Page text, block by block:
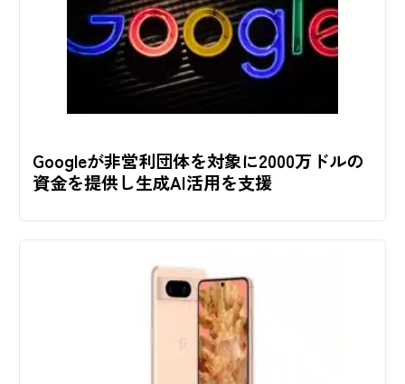
Googleが非営利団体を対象に2000万ドルの
資金を提供し生成AI活用を支援